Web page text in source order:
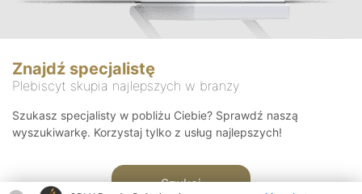
Znajdź specjalistę
Plebiscyt skupia najlepszych w branży
Szukasz specjalisty w pobliżu Ciebie? Sprawdź naszą
wyszukiwarkę. Korzystaj tylko z usług najlepszych!
Szukaj